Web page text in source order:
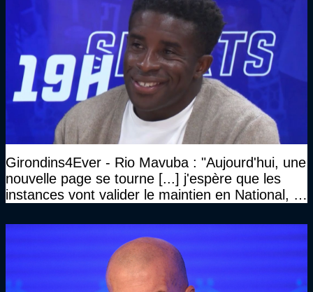
Girondins4Ever - Rio Mavuba : "Aujourd'hui, une
nouvelle page se tourne [...] j'espère que les
instances vont valider le maintien en National, et
haut niveau"